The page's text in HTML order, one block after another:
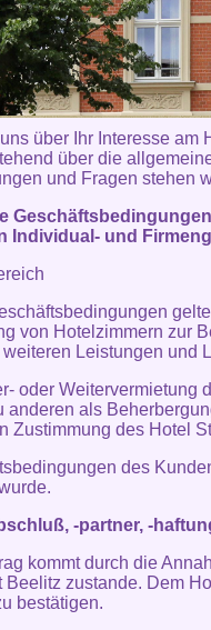
über Ihr Interesse am
über die
und Fragen stehen
Individual- und
von Hotelzimmern zur
Leistungen und
oder Weitervermietung
anderen als
Zustimmung des Hotel
des
-partner, -
kommt durch die
Beelitz zustande. Dem
bestätigen.